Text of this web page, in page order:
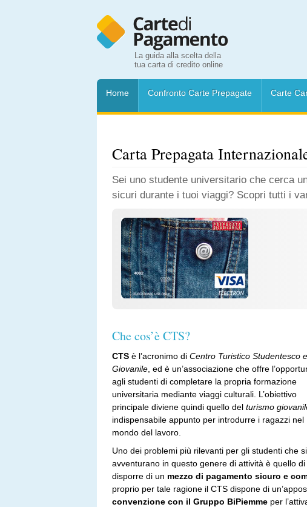
La guida alla scelta della
tua carta di credito online
Home Confronto Carte Prepagate Carte
Carta Prepagata
Sei uno studente universitario che cerca
sicuri durante i tuoi viaggi? Scopri tutti i
Che cos’è CTS?
CTS è l’acronimo di Centro Turistico Studentesco e
Giovanile , ed è un’associazione che offre
agli studenti di completare la propria formazione
universitaria mediante viaggi culturali. L’obiettivo
principale diviene quindi quello del turismo
indispensabile appunto per introdurre i ragazzi nel
mondo del lavoro.
Uno dei problemi più rilevanti per gli studenti che si
avventurano in questo genere di attività è quello di
disporre di un mezzo di pagamento sicuro e
proprio per tale ragione il CTS dispone di
convenzione con il Gruppo BiPiemme per